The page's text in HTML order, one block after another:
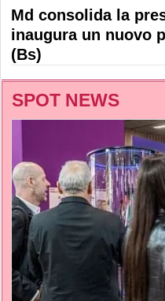
Md consolida la
inaugura un nuovo
(Bs)
SPOT NEWS